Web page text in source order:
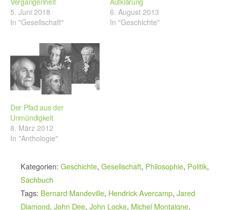
5. Juni 2018
In "Gesellschaft"
6. August 2013
In "Geschichte"
Der Pfad aus der
Unmündigkeit
8. März 2012
In "Anthologie"
Kategorien: Geschichte, Gesellschaft, Philosophie, Politik,
Sachbuch
Tags: Bernard Mandeville, Hendrick Avercamp, Jared
Diamond, John Dee, John Locke, Michel Montaigne,